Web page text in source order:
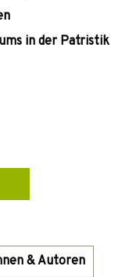
in der Patristik
& Autoren